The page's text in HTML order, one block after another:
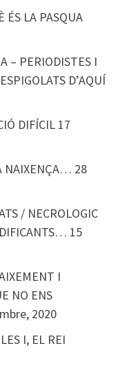
ÉS LA PASQUA
– PERIODISTES I
D’AQUÍ
DIFÍCIL 17
NAIXENÇA… 28
/ NECROLOGIC
15
I
NO ENS
2020
I, EL REI